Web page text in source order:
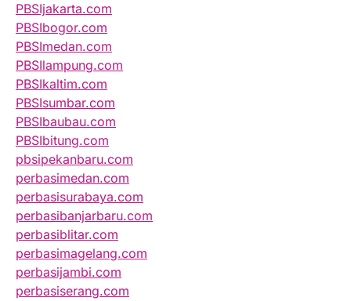
PBSIjakarta.com
PBSIbogor.com
PBSImedan.com
PBSIlampung.com
PBSIkaltim.com
PBSIsumbar.com
PBSIbaubau.com
PBSIbitung.com
pbsipekanbaru.com
perbasimedan.com
perbasisurabaya.com
perbasibanjarbaru.com
perbasiblitar.com
perbasimagelang.com
perbasijambi.com
perbasiserang.com